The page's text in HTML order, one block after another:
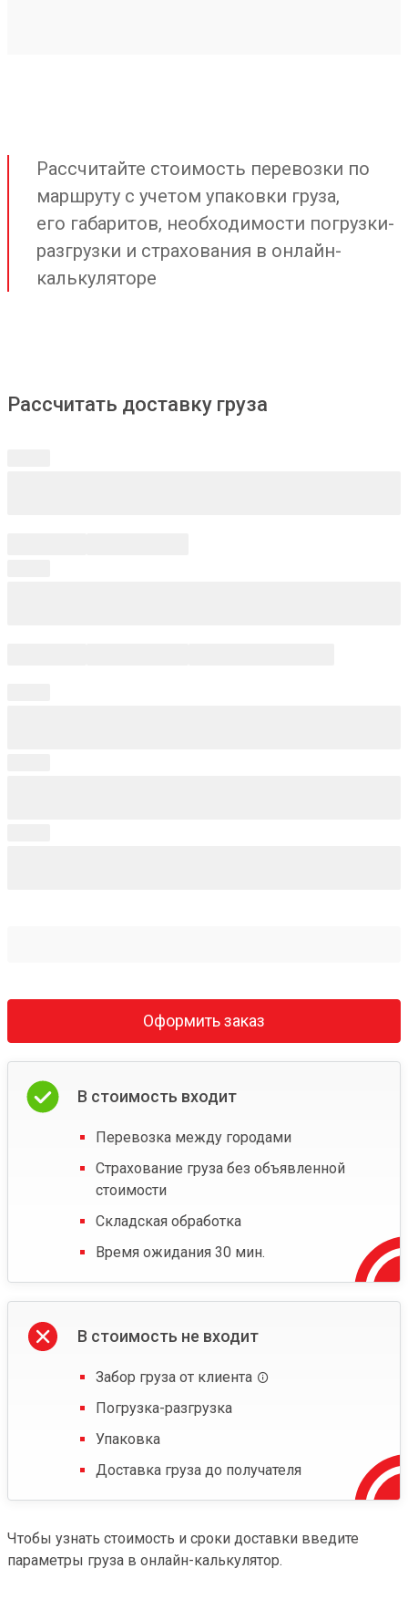
Рассчитайте стоимость перевозки по
маршруту с учетом упаковки груза,
его габаритов, необходимости погрузки-
разгрузки и страхования в онлайн-
калькуляторе
Рассчитать доставку груза
Оформить заказ
В стоимость входит
Перевозка между городами
Страхование груза без объявленной
стоимости
Складская обработка
Время ожидания 30 мин.
В стоимость не входит
Забор груза от клиента
Погрузка-разгрузка
Упаковка
Доставка груза до получателя
Чтобы узнать стоимость и сроки доставки введите
параметры груза в онлайн-калькулятор.